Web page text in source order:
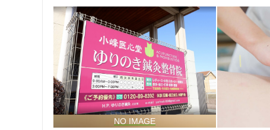
通院手段の特徴
駐車場あり
設備の特徴
キッズスペースあり